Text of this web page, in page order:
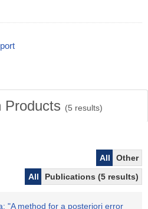
Products (5 results)
All
Other
All
Publications (5 results)
"A method for a posteriori error